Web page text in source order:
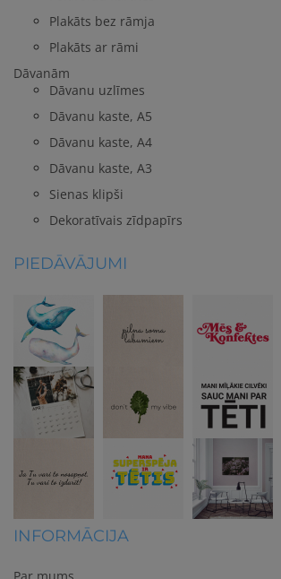
Plakāts bez rāmja
Plakāts ar rāmi
Dāvanām
Dāvanu uzlīmes
Dāvanu kaste, A5
Dāvanu kaste, A4
Dāvanu kaste, A3
Sienas klipši
Dekoratīvais zīdpapīrs
PIEDĀVĀJUMI
INFORMĀCIJA